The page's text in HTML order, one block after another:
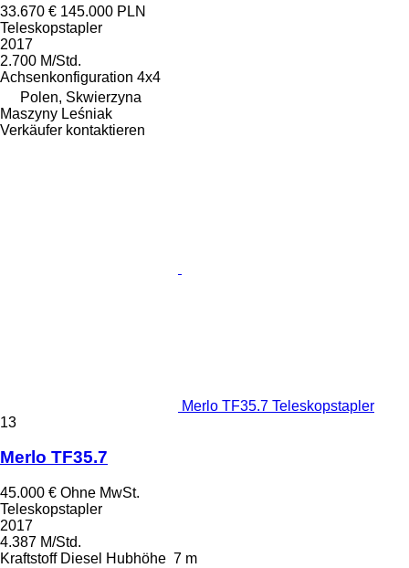
33.670 € 145.000 PLN
Teleskopstapler
2017
2.700 M/Std.
Achsenkonfiguration 4x4
Polen, Skwierzyna
Maszyny Leśniak
Verkäufer kontaktieren
Merlo TF35.7 Teleskopstapler
13
Merlo TF35.7
45.000 € Ohne MwSt.
Teleskopstapler
2017
4.387 M/Std.
Kraftstoff Diesel Hubhöhe 7 m